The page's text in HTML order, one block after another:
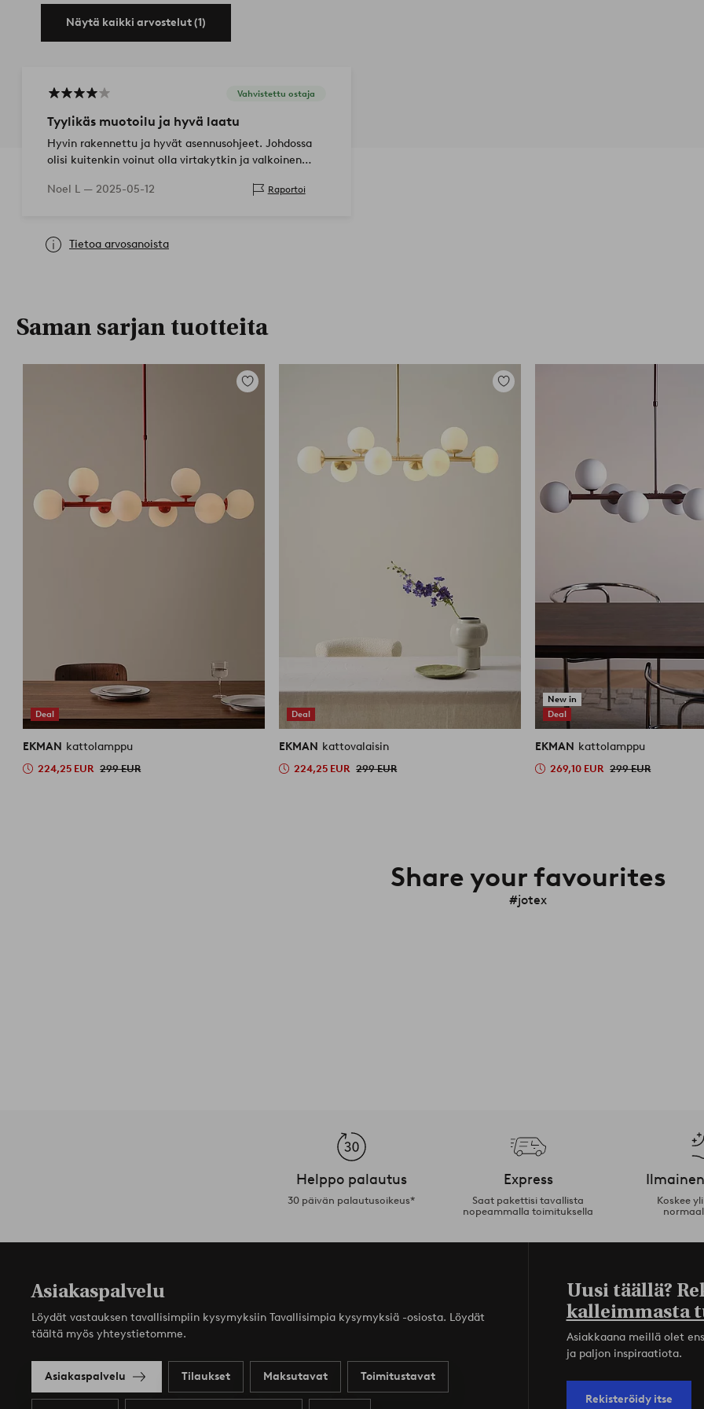
Näytä kaikki arvostelut (1)
Vahvistettu ostaja
Tyylikäs muotoilu ja hyvä laatu
Hyvin rakennettu ja hyvät asennusohjeet. Johdossa
olisi kuitenkin voinut olla virtakytkin ja valkoinen
voinut olla su…
Noel L — 2025-05-12 Raportoi
Tietoa arvosanoista
Saman sarjan tuotteita
Deal
Lisää
EKMAN kattolamppu
224,25 EUR 299 EUR
Deal
Lisää
EKMAN kattovalaisin
224,25 EUR 299 EUR
New in
Deal
EKMAN kattolamppu
269,10 EUR 299 EUR
Share your favourites
#jotex
Helppo palautus
30 päivän palautusoikeus*
Express
Saat pakettisi tavallista
nopeammalla toimituksella
Koskee
Asiakaspalvelu
Löydät vastauksen tavallisimpiin kysymyksiin Tavallisimpia kysymyksiä -osiosta. Löydät
täältä myös yhteystietomme.
Asiakaspalvelu Tilaukset Maksutavat Toimitustavat
Uusi täällä?
kalleimmasta
Asiakkaana meillä olet
ja paljon inspiraatiota.
Rekisteröidy itse